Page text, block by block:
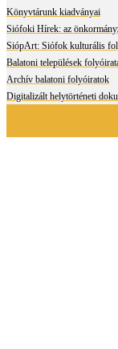
Könyvtárunk kiadványai
Siófoki Hírek: az
SiópArt: Siófok kulturális
Balatoni települések
Archív balatoni folyóiratok
Digitalizált helytörténeti